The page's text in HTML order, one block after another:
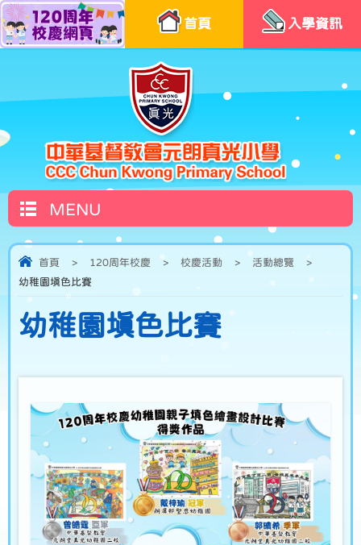
首頁 入學資訊
MENU
首頁 > 120周年校慶 > 校慶活動 > 活動總覽
>
幼稚園填色比賽
幼稚園填色比賽